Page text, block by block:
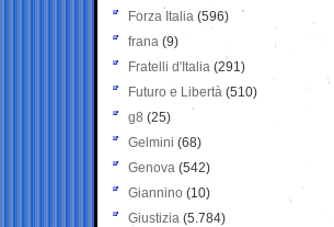
Forza Italia (596)
frana (9)
Fratelli d'Italia (291)
Futuro e Libertà (510)
g8 (25)
Gelmini (68)
Genova (542)
Giannino (10)
Giustizia (5.784)